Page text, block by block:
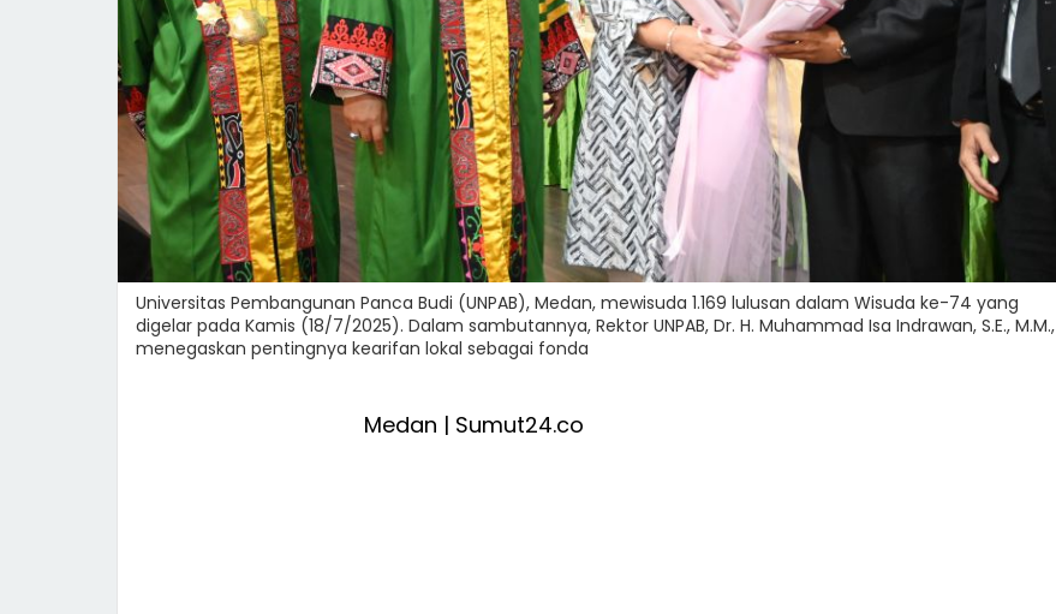
Universitas Pembangunan Panca Budi (UNPAB), Medan, mewisuda 1.169 lulusan dalam Wisuda ke-74 yang
digelar pada Kamis (18/7/2025). Dalam sambutannya, Rektor UNPAB, Dr. H. Muhammad Isa Indrawan, S.E., M.M.,
menegaskan pentingnya kearifan lokal sebagai fonda
Medan | Sumut24.co